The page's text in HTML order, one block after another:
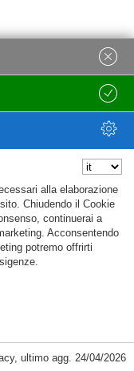
alla elaborazione
Chiudendo il Cookie
continuerai a
Acconsentendo
potremo offrirti
, ultimo agg. 24/04/2026